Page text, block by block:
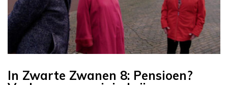
In Zwarte Zwanen 8: Pensioen?